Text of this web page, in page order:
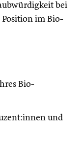
bei
im Bio-
Bio-
und